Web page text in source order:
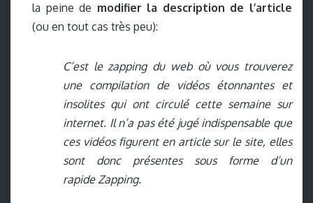
la peine de modifier la description de l’article
(ou en tout cas très peu):
C’est le zapping du web où vous trouverez
une compilation de vidéos étonnantes et
insolites qui ont circulé cette semaine sur
internet. Il n’a pas été jugé indispensable que
ces vidéos figurent en article sur le site, elles
sont donc présentes sous forme d’un
rapide Zapping.